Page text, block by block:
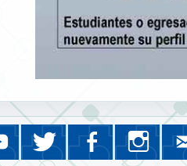
YouTube
Eventos Académicos Economía
Twitter
@UMSAlamejor